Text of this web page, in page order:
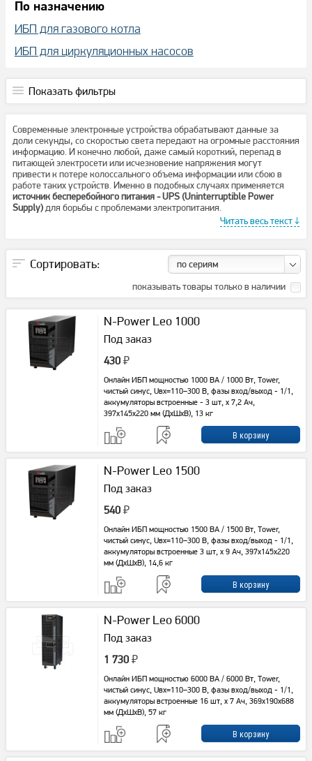
По назначению
ИБП для газового котла
ИБП для циркуляционных насосов
Показать фильтры
Современные электронные устройства обрабатывают данные за
доли секунды, со скоростью света передают на огромные расстояния
информацию. И конечно любой, даже самый короткий, перепад в
питающей электросети или исчезновение напряжения могут
привести к потере колоссального объема информации или сбою в
работе таких устройств. Именно в подобных случаях применяется
источник бесперебойного питания - UPS (Uninterruptible Power
Supply)для борьбы с проблемами электропитания.
Читать весь текст ↓
Сортировать:
по сериям
показывать товары только в наличии
N-Power Leo 1000
Под заказ
430 ₽
Онлайн ИБП мощностью 1000 ВА / 1000 Вт, Tower,
чистый синус, Uвх=110–300 В, фазы вход/выход - 1/1,
аккумуляторы встроенные - 3 шт, x 7,2 Ач,
397x145x220 мм (ДxШxВ), 13 кг
N-Power Leo 1500
Под заказ
540 ₽
Онлайн ИБП мощностью 1500 ВА / 1500 Вт, Tower,
чистый синус, Uвх=110–300 В, фазы вход/выход - 1/1,
аккумуляторы встроенные 3 шт, x 9 Ач, 397x145x220
мм (ДxШxВ), 14,6 кг
N-Power Leo 6000
Под заказ
1 730 ₽
Онлайн ИБП мощностью 6000 ВА / 6000 Вт, Tower,
чистый синус, Uвх=110–300 В, фазы вход/выход - 1/1,
аккумуляторы встроенные 16 шт, x 7 Ач, 369x190x688
мм (ДxШxВ), 57 кг